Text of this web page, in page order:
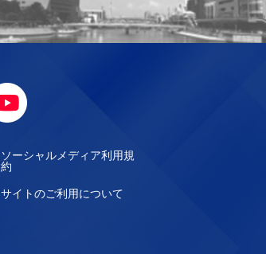
ソーシャルメディア利用規
約
サイトのご利用について